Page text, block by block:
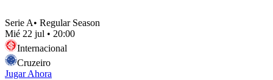
Serie A• Regular Season
Mié 22 jul • 20:00
Internacional
Cruzeiro
Jugar Ahora